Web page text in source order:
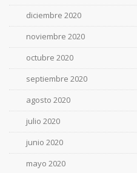
diciembre 2020
noviembre 2020
octubre 2020
septiembre 2020
agosto 2020
julio 2020
junio 2020
mayo 2020